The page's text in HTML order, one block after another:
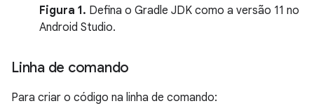
Figura 1. Defina o Gradle JDK como a versão 11 no
Android Studio.
Linha de comando
Para criar o código na linha de comando: